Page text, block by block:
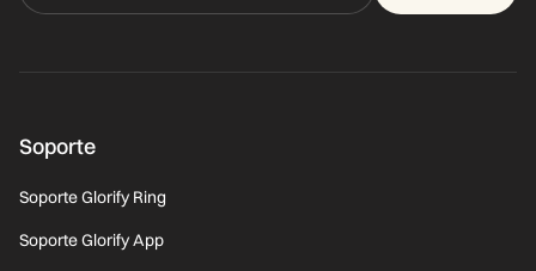
Soporte
Soporte Glorify Ring
Soporte Glorify App